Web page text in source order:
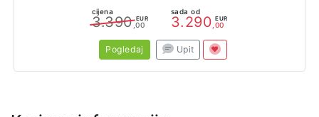
cijena
3.390 EUR
,00
sada od
3.290 EUR
,00
Pogledaj Upit